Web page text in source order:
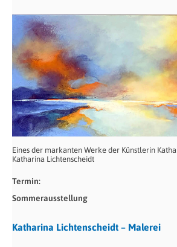
Eines der markanten Werke der Künstlerin
Katharina Lichtenscheidt
Termin:
Sommerausstellung
Katharina Lichtenscheidt – Malerei